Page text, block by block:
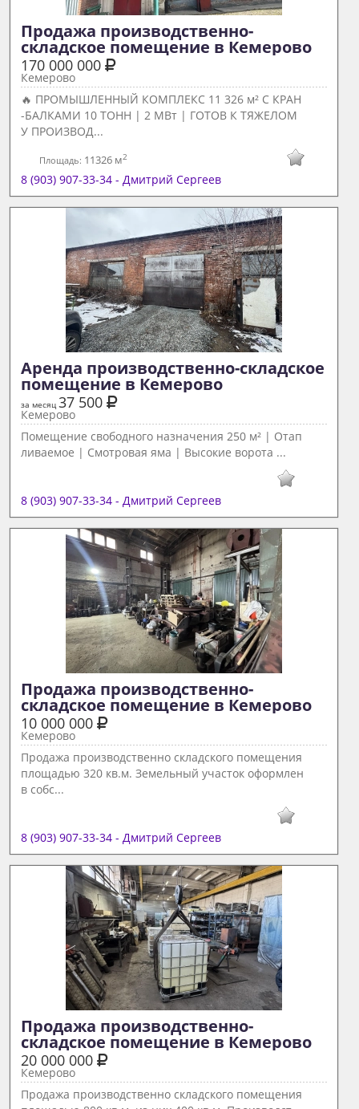
Продажа производственно-
складское помещение в Кемерово
170 000 000
Кемерово
🔥 ПРОМЫШЛЕННЫЙ КОМПЛЕКС 11 326 м² С КРАН
-БАЛКАМИ 10 ТОНН | 2 МВт | ГОТОВ К ТЯЖЕЛОМ
У ПРОИЗВОД...
Площадь: 11326 м2
8 (903) 907-33-34 - Дмитрий Сергеев
Аренда производственно-складское
помещение в Кемерово
за месяц 37 500
Кемерово
Помещение свободного назначения 250 м² | Отап
ливаемое | Смотровая яма | Высокие ворота ...
8 (903) 907-33-34 - Дмитрий Сергеев
Продажа производственно-
складское помещение в Кемерово
10 000 000
Кемерово
Продажа производственно складского помещения
площадью 320 кв.м. Земельный участок оформлен
в собс...
8 (903) 907-33-34 - Дмитрий Сергеев
Продажа производственно-
складское помещение в Кемерово
20 000 000
Кемерово
Продажа производственно складского помещения